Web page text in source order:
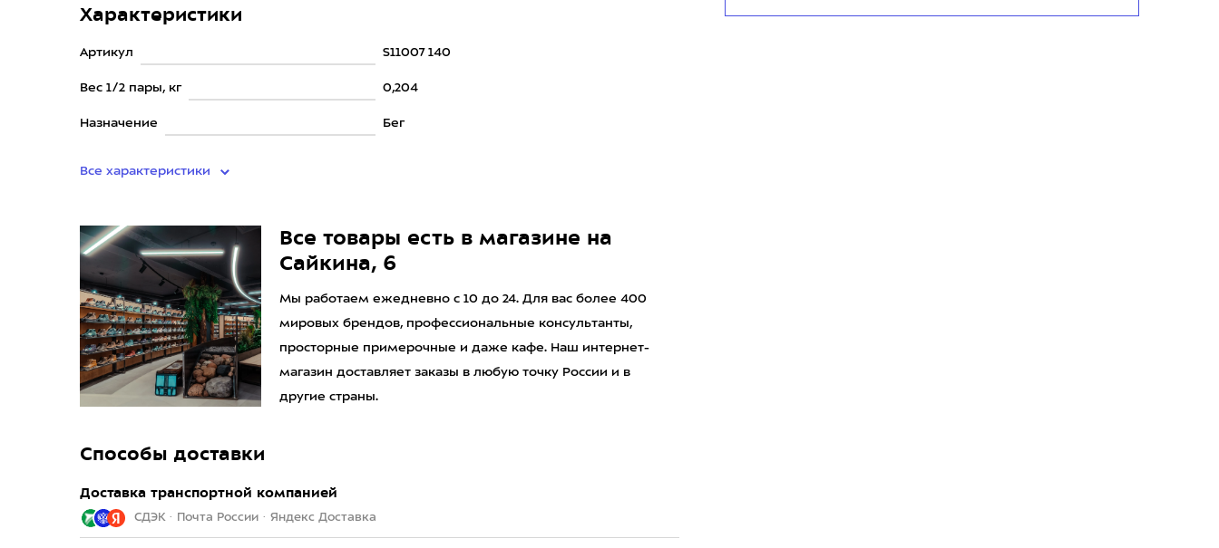
Характеристики
Артикул S11007 140
Вес 1/2 пары, кг 0,204
Назначение Бег
Все характеристики
Все товары есть в магазине на
Сайкина, 6
Мы работаем ежедневно с 10 до 24. Для вас более 400
мировых брендов, профессиональные консультанты,
просторные примерочные и даже кафе. Наш интернет-
магазин доставляет заказы в любую точку России и в
другие страны.
Способы доставки
Доставка транспортной компанией
СДЭК · Почта России · Яндекс Доставка